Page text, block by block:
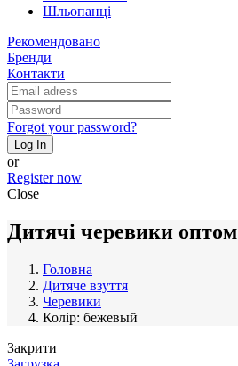
Шльопанці
Рекомендовано
Бренди
Контакти
Forgot your password?
Log In
or
Register now
Close
Дитячі черевики оптом
Головна
Дитяче взуття
Черевики
Колір: бежевый
Закрити